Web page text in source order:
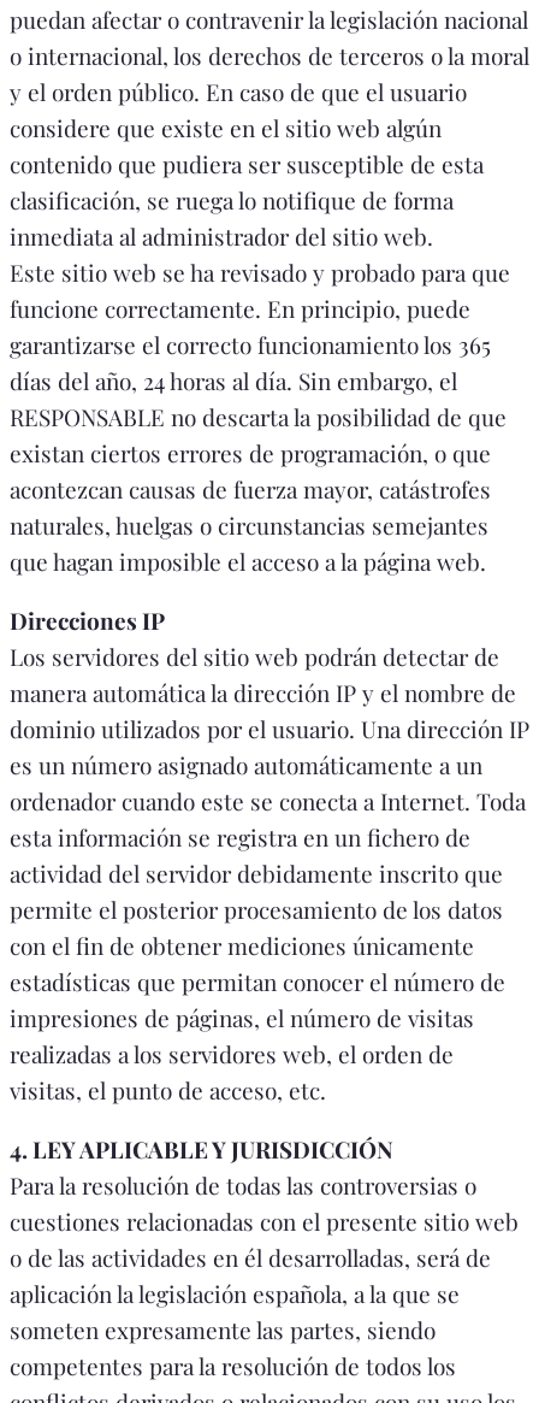
puedan afectar o contravenir la legislación nacional
o internacional, los derechos de terceros o la moral
y el orden público. En caso de que el usuario
considere que existe en el sitio web algún
contenido que pudiera ser susceptible de esta
clasificación, se ruega lo notifique de forma
inmediata al administrador del sitio web.
Este sitio web se ha revisado y probado para que
funcione correctamente. En principio, puede
garantizarse el correcto funcionamiento los 365
días del año, 24 horas al día. Sin embargo, el
RESPONSABLE no descarta la posibilidad de que
existan ciertos errores de programación, o que
acontezcan causas de fuerza mayor, catástrofes
naturales, huelgas o circunstancias semejantes
que hagan imposible el acceso a la página web.
Direcciones IP
Los servidores del sitio web podrán detectar de
manera automática la dirección IP y el nombre de
dominio utilizados por el usuario. Una dirección IP
es un número asignado automáticamente a un
ordenador cuando este se conecta a Internet. Toda
esta información se registra en un fichero de
actividad del servidor debidamente inscrito que
permite el posterior procesamiento de los datos
con el fin de obtener mediciones únicamente
estadísticas que permitan conocer el número de
impresiones de páginas, el número de visitas
realizadas a los servidores web, el orden de
visitas, el punto de acceso, etc.
4. LEY APLICABLE Y JURISDICCIÓN
Para la resolución de todas las controversias o
cuestiones relacionadas con el presente sitio web
o de las actividades en él desarrolladas, será de
aplicación la legislación española, a la que se
someten expresamente las partes, siendo
competentes para la resolución de todos los